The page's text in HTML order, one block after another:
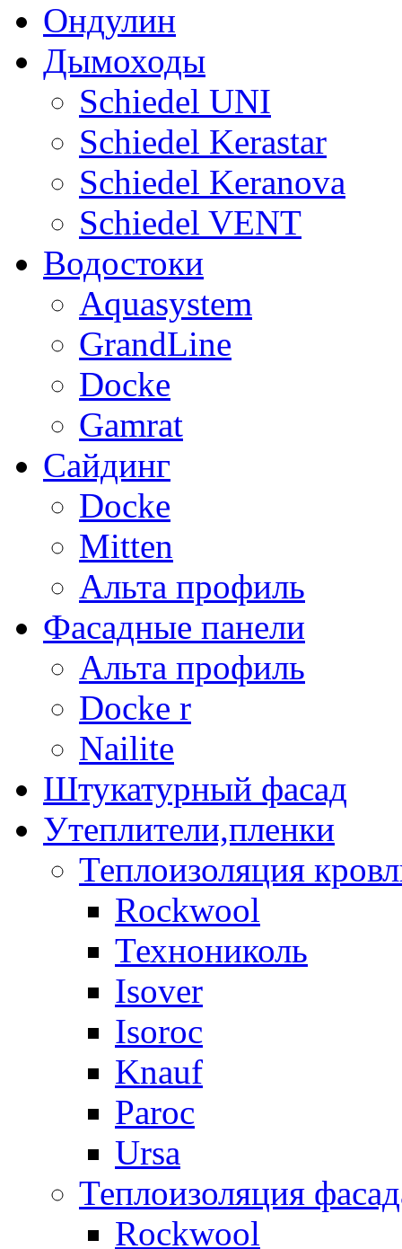
Oндулин
Дымоходы
Sсhiedel UNI
Schiedel Kerastar
Sсhiedel Keranova
Schiedel VENT
Водостоки
Aquasystem
GrandLine
Docke
Gamrat
Сайдинг
Docke
Mitten
Альта профиль
Фасадные панели
Альта профиль
Docke r
Nailite
Штукатурный фасад
Утеплители,пленки
Теплоизоляция
Rockwool
Технониколь
Isover
Isoroc
Knauf
Paroc
Ursa
Теплоизоляция
Rockwool